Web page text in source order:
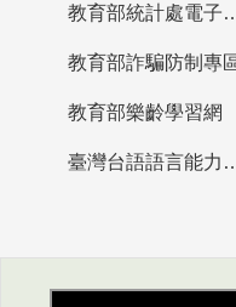
教育部統計
教育部詐騙防制專
教育部樂齡學習網
臺灣台語語言